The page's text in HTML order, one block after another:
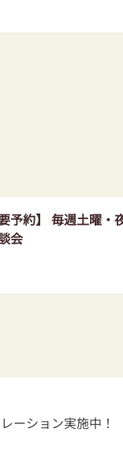
要予約】 毎週土曜
会
ーション実施中！